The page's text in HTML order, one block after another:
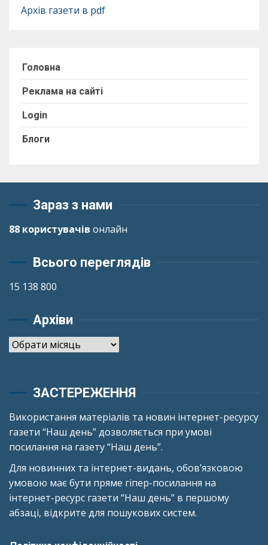
Архів газети в pdf
Головна
Реклама на сайті
Login
Блоги
Зараз з нами
88 користувачів онлайн
Всього переглядів
15 138 800
Архіви
Архіви
ЗАСТЕРЕЖЕННЯ
Використання матеріалів та новин інтернет-ресурсу
газети “Наш день” дозволяється при умові
посилання на газету “Наш день”.
Для новинних та інтернет-видань, обов’язковою
умовою має бути пряме гіпер-посилання на
інтернет-ресурс газети “Наш день” в першому
абзаці, відкрите для пошукових систем.